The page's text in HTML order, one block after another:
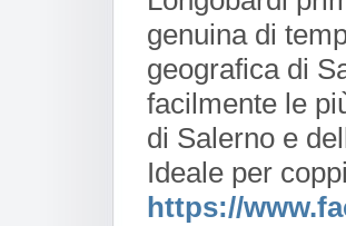
genuina di
geografica di
facilmente le
di Salerno e
Ideale per
https://